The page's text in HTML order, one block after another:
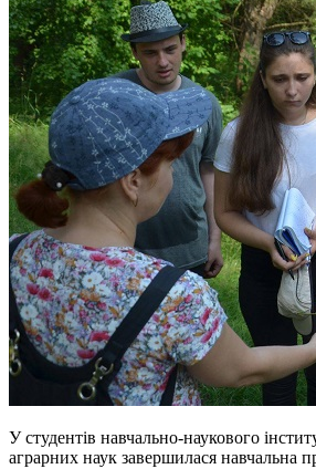
У студентів навчально-наукового
аграрних наук завершилася навчальна